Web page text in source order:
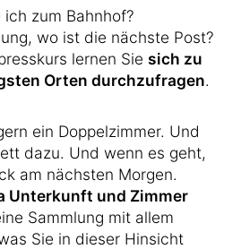
ich zum Bahnhof?
wo ist die nächste Post?
lernen Sie sich zu
Orten durchzufragen.
ein Doppelzimmer. Und
dazu. Und wenn es geht,
am nächsten Morgen.
Unterkunft und Zimmer
Sammlung mit allem
Sie in dieser Hinsicht